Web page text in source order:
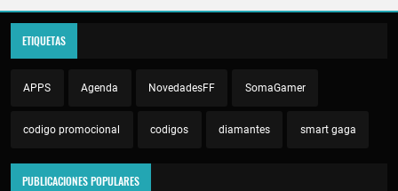
ETIQUETAS
APPS Agenda NovedadesFF SomaGamer
codigo promocional codigos diamantes smart gaga
PUBLICACIONES POPULARES